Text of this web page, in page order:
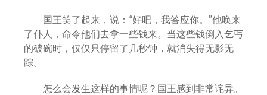
国王笑了起来，说：“好吧，我答应你。”他唤来
了仆人，命令他们去拿一些钱来。当这些钱倒入乞丐
的破碗时，仅仅只停留了几秒钟，就消失得无影无
踪。
怎么会发生这样的事情呢？国王感到非常诧异。